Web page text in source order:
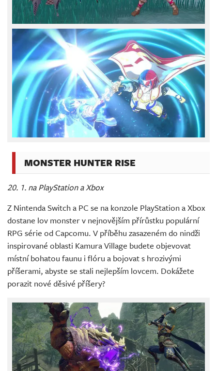
MONSTER HUNTER RISE
20. 1. na PlayStation a Xbox
Z Nintenda Switch a PC se na konzole PlayStation a Xbox
dostane lov monster v nejnovějším přírůstku populární
RPG série od Capcomu. V příběhu zasazeném do nindži
inspirované oblasti Kamura Village budete objevovat
místní bohatou faunu i flóru a bojovat s hrozivými
příšerami, abyste se stali nejlepším lovcem. Dokážete
porazit nové děsivé příšery?